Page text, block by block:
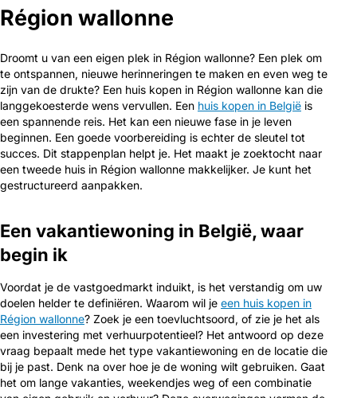
Région wallonne
Droomt u van een eigen plek in Région wallonne? Een plek om
te ontspannen, nieuwe herinneringen te maken en even weg te
zijn van de drukte? Een huis kopen in Région wallonne kan die
langgekoesterde wens vervullen. Een huis kopen in België is
een spannende reis. Het kan een nieuwe fase in je leven
beginnen. Een goede voorbereiding is echter de sleutel tot
succes. Dit stappenplan helpt je. Het maakt je zoektocht naar
een tweede huis in Région wallonne makkelijker. Je kunt het
gestructureerd aanpakken.
Een vakantiewoning in België, waar
begin ik
Voordat je de vastgoedmarkt induikt, is het verstandig om uw
doelen helder te definiëren. Waarom wil je een huis kopen in
Région wallonne? Zoek je een toevluchtsoord, of zie je het als
een investering met verhuurpotentieel? Het antwoord op deze
vraag bepaalt mede het type vakantiewoning en de locatie die
bij je past. Denk na over hoe je de woning wilt gebruiken. Gaat
het om lange vakanties, weekendjes weg of een combinatie